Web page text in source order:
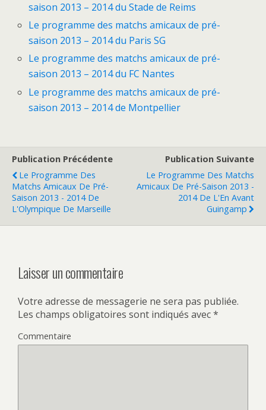
saison 2013 – 2014 du Stade de Reims
Le programme des matchs amicaux de pré-
saison 2013 – 2014 du Paris SG
Le programme des matchs amicaux de pré-
saison 2013 – 2014 du FC Nantes
Le programme des matchs amicaux de pré-
saison 2013 – 2014 de Montpellier
Publication Précédente
Le Programme Des
Matchs Amicaux De Pré-
Saison 2013 - 2014 De
L'Olympique De Marseille
Publication Suivante
Le Programme Des Matchs
Amicaux De Pré-Saison 2013 -
2014 De L'En Avant
Guingamp
Laisser un commentaire
Votre adresse de messagerie ne sera pas publiée.
Les champs obligatoires sont indiqués avec*
Commentaire